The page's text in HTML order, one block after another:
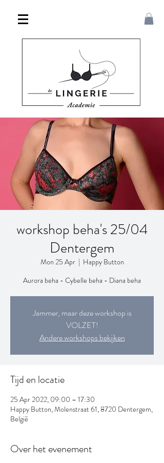
workshop beha's 25/04
Dentergem
Mon 25 Apr
  |
Happy Button
Aurora beha - Cybelle beha - Diana beha
Jammer, maar deze workshop is
VOLZET!
Andere workshops bekijken
Tijd en locatie
25 Apr 2022, 09:00 – 17:30
Happy Button, Molenstraat 61, 8720 Dentergem,
België
Over het evenement